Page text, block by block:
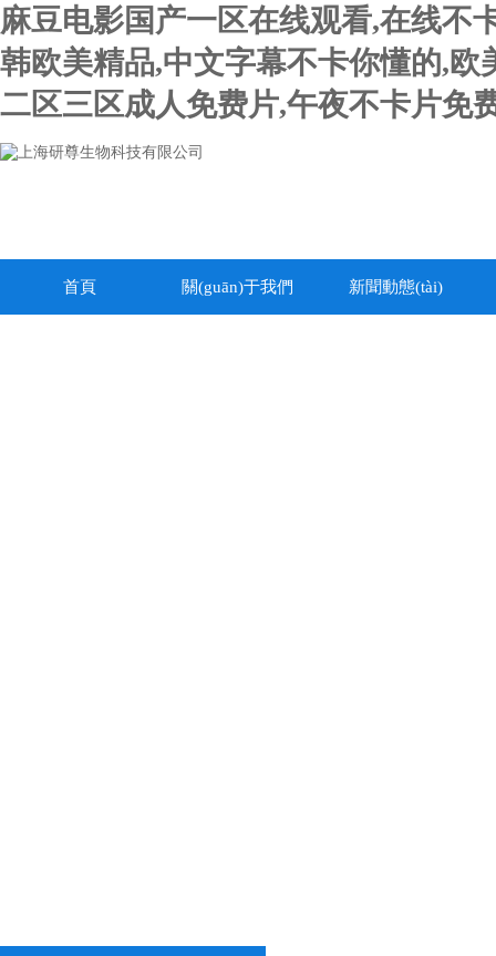
麻豆电影国产一区在线观看,在线不
韩欧美精品,中文字幕不卡你懂的,
二区三区成人免费片,午夜不卡片免
首頁 關(guān)于我們 新聞動態(tài)